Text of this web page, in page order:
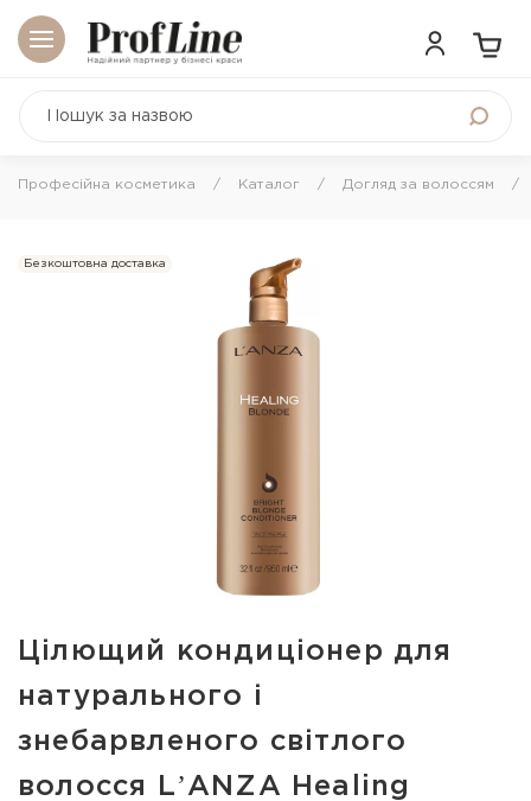
Професійна косметика Каталог Догляд за волоссям
Безкоштовна доставка
Цілющий кондиціонер для
натурального і
знебарвленого світлого
волосся LʼANZA Healing